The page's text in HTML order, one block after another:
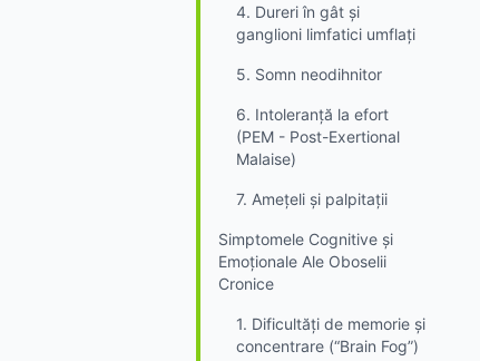
4. Dureri în gât și
ganglioni limfatici umflați
5. Somn neodihnitor
6. Intoleranță la efort
(PEM - Post-Exertional
Malaise)
7. Amețeli și palpitații
Simptomele Cognitive și
Emoționale Ale Oboselii
Cronice
1. Dificultăți de memorie și
concentrare (“Brain Fog”)